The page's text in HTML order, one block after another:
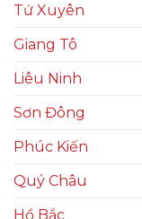
Tứ Xuyên
Giang Tô
Liêu Ninh
Sơn Đông
Phúc Kiến
Quý Châu
Hồ Bắc